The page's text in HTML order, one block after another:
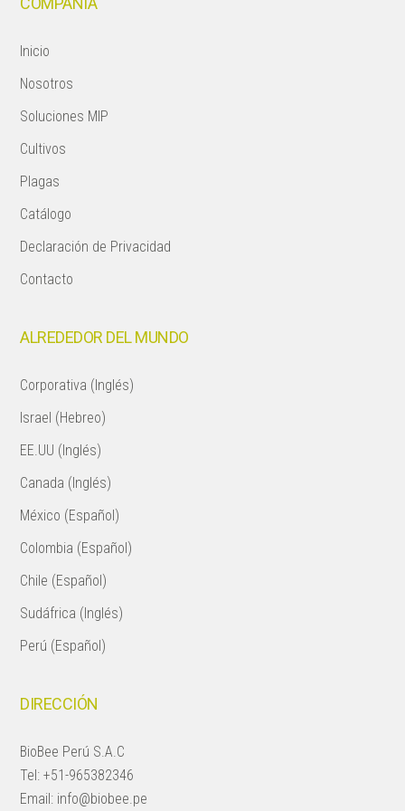
Inicio
Nosotros
Soluciones MIP
Cultivos
Plagas
Catálogo
Declaración de Privacidad
Contacto
ALREDEDOR DEL MUNDO
Corporativa (Inglés)
Israel (Hebreo)
EE.UU (Inglés)
Canada (Inglés)
México (Español)
Colombia (Español)
Chile (Español)
Sudáfrica (Inglés)
Perú (Español)
DIRECCIÓN
BioBee Perú S.A.C
Tel:+51-965382346
Email: info@biobee.pe